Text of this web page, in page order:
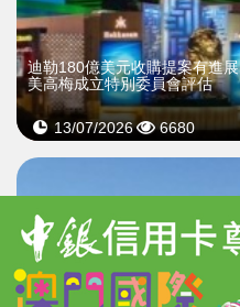
迪勒180億美元收購提案有進展
美高梅成立特別委員會評估
13/07/2026 6680